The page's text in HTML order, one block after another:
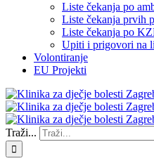
Liste čekanja po
Liste čekanja prvih
Liste čekanja po
Upiti i prigovori na
Volontiranje
EU Projekti
Traži...